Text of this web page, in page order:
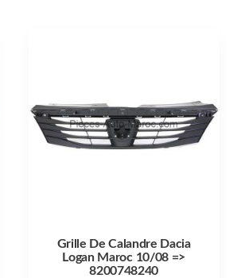
Grille De Calandre Dacia
Logan Maroc 10/08 =>
8200748240